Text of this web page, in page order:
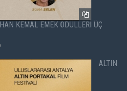
KEMAL EMEK ÖDÜLLERİ ÜÇ
ALTIN